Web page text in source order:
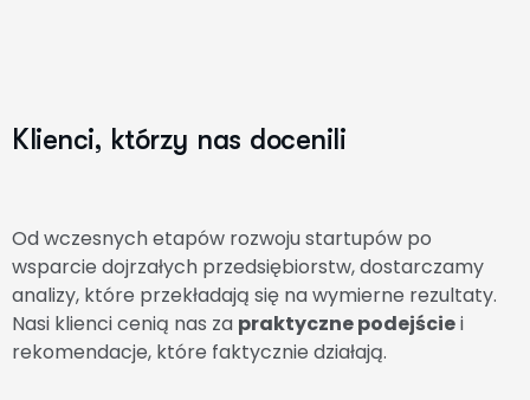
K ienci, którzy nas doceni i
Od wczesnych etapów rozwoju startupów po
wsparcie dojrzałych przedsiębiorstw, dostarczamy
analizy, które przekładają się na wymierne rezultaty.
Nasi klienci cenią nas za praktyczne podejściei
rekomendacje, które faktycznie działają.